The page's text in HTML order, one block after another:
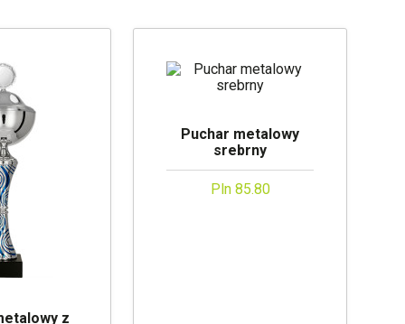
z
Puchar metalowy
srebrny
Pln 85.80